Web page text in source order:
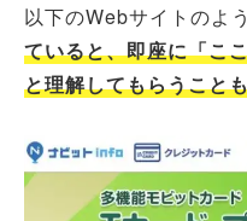
以下のWebサイトのよ
ていると、即座に「こ
と理解してもらうこと